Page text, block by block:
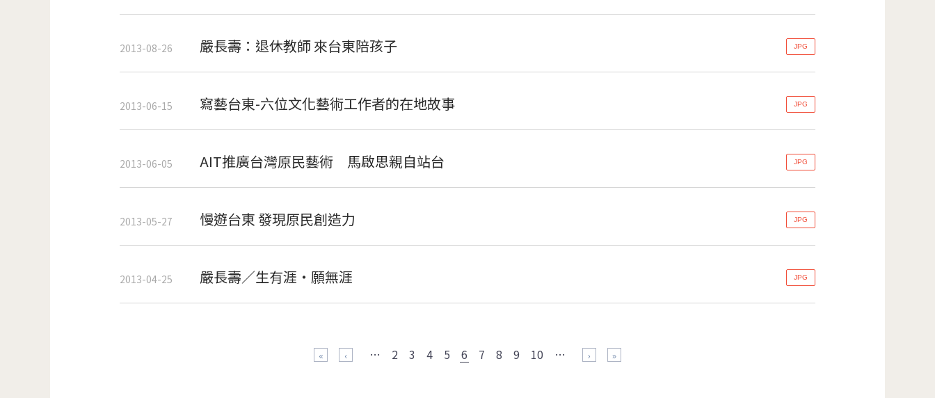
2013-08-26 嚴長壽：退休教師 來台東陪孩子 JPG
2013-06-15 寫藝台東-六位文化藝術工作者的在地故事 JPG
2013-06-05 AIT推廣台灣原民藝術 馬啟思親自站台 JPG
2013-05-27 慢遊台東 發現原民創造力 JPG
2013-04-25 嚴長壽／生有涯‧願無涯 JPG
… 2 3 4 5 6 7 8 9 10 …